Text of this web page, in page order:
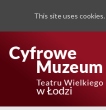
This site uses cookies.